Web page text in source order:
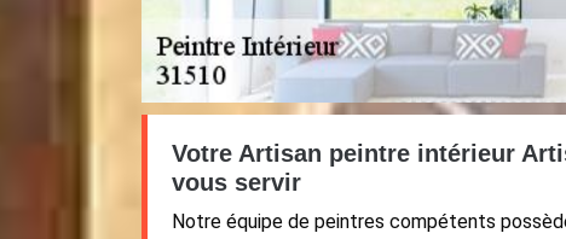
Votre Artisan peintre intérieur
vous servir
Notre équipe de peintres compétents